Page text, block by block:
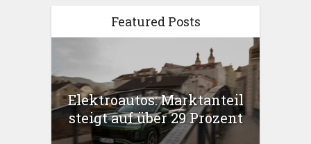
Featured Posts
Elektroautos: Marktanteil
steigt auf über 29 Prozent